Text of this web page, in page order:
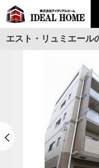
エスト・リュミエール